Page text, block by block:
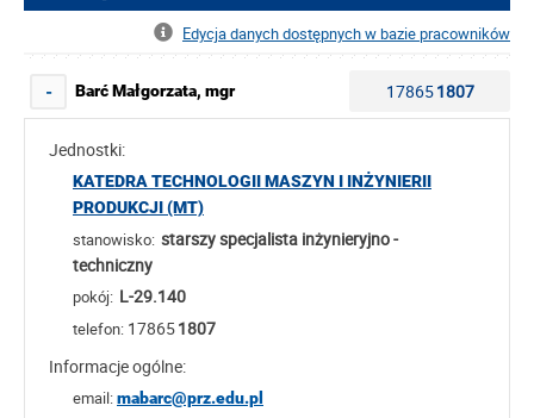
Edycja danych dostępnych w bazie pracowników
- Barć Małgorzata, mgr 178651807
Jednostki:
KATEDRA TECHNOLOGII MASZYN I INŻYNIERII
PRODUKCJI (MT)
stanowisko: starszy specjalista inżynieryjno -
techniczny
pokój: L-29.140
telefon: 178651807
Informacje ogólne:
email:mabarc@prz.edu.pl